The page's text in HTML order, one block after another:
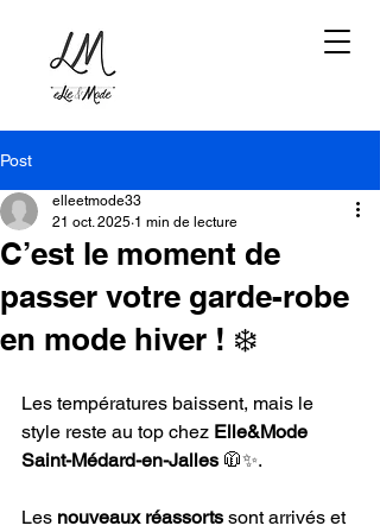
Post
C’est le moment de
passer votre garde-robe
en mode hiver ! ❄️
elleetmode33
21 oct. 2025 1 min de lecture
Les températures baissent, mais le
style reste au top chez Elle&Mode
Saint-Médard-en-Jalles 🧥✨.
Les nouveaux réassorts sont arrivés et